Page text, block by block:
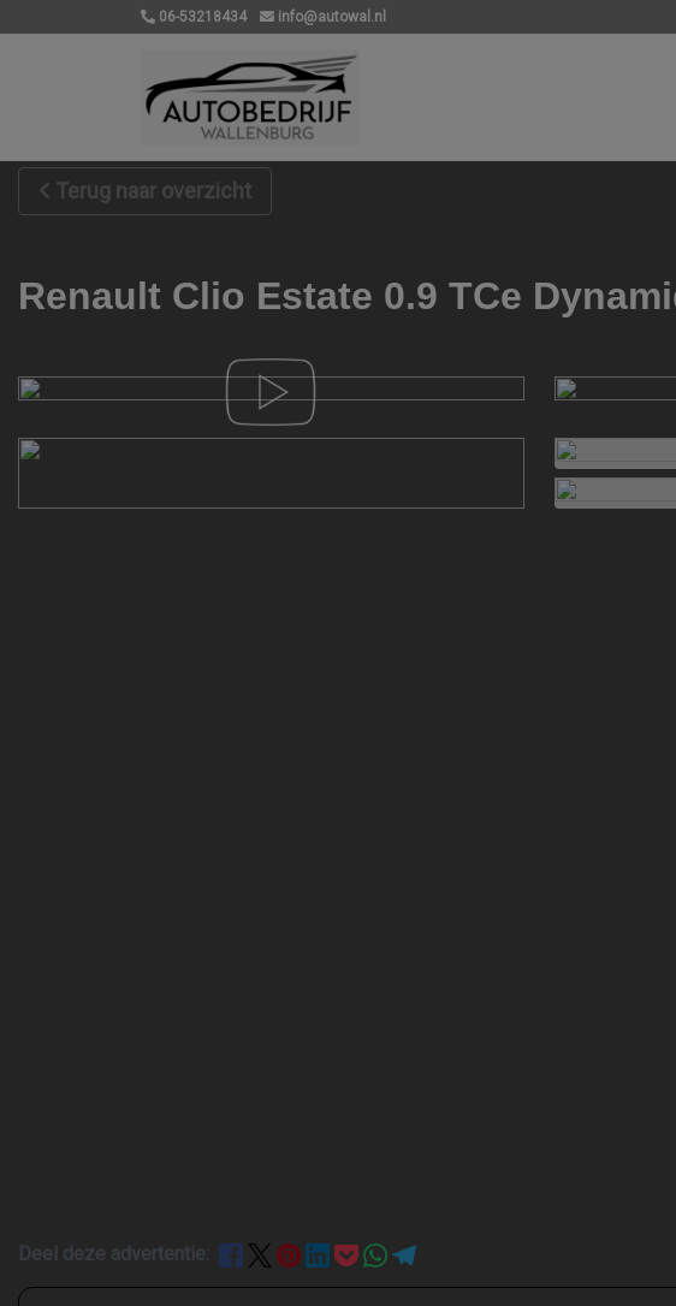
06-53218434 info@autowal.nl
Terug naar overzicht
Renault Clio Estate 0.9 TCe
Deel deze advertentie: